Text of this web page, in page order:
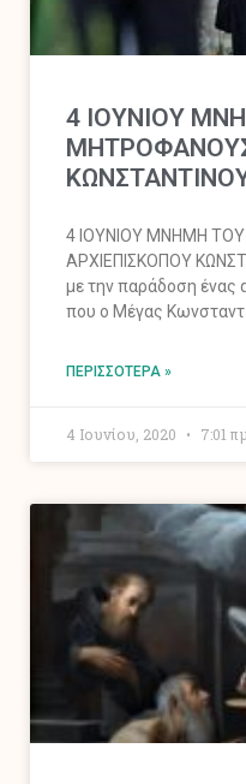
4 ΙΟΥΝΙΟΥ
4 ΙΟΥΝΙΟΥ ΜΝΗΜΗ
ΑΡΧΙΕΠΙΣΚΟΠΟΥ
με την παράδοση ένας
που ο Μέγας
ΠΕΡΙΣΣΌΤΕΡΑ »
4 Ιουνίου, 2020 7:01 πμ